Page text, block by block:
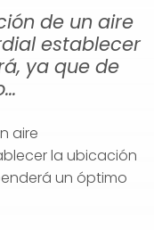
de un aire
establecer
ya que de
aire
la ubicación
un óptimo